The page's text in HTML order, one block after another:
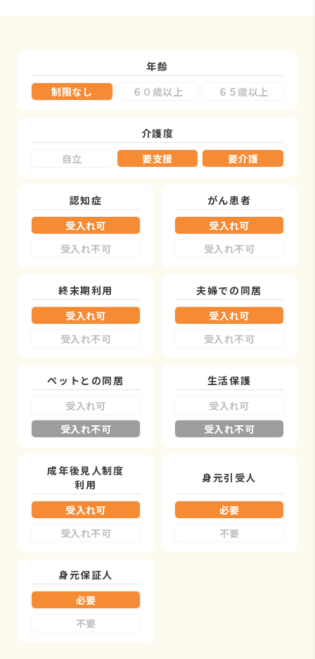
年齢
制限なし
６０歳以上 ６５歳以上
介護度
自立
要支援 要介護
認知症
受入れ可
受入れ不可
がん患者
受入れ可
受入れ不可
終末期利用
受入れ可
受入れ不可
夫婦での同居
受入れ可
受入れ不可
ペットとの同居
受入れ可
受入れ不可
生活保護
受入れ可
受入れ不可
成年後見人制度
利用
受入れ可
受入れ不可
身元引受人
必要
不要
身元保証人
必要
不要